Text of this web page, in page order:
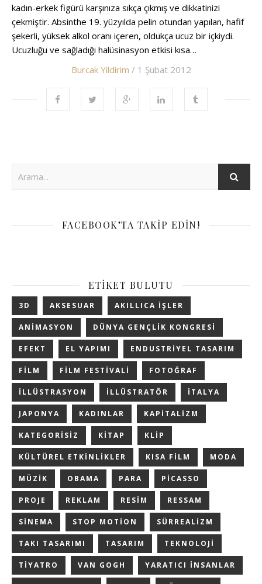
kadın-erkek figürü karşınıza sıkça çıkmış ve dikkatinizi
çekmiştir. Absinthe 19. yüzyılda pelin otundan yapılan, hafif
şekerli, yüksek alkol oranı içeren, oldukça ucuz bir içkiydi.
Ucuzluğu ve sağladığı halüsinasyon etkisi kısa…
Burcak Yildirim / 1 Şubat 2012
FACEBOOK’TA TAKIP EDIN!
ETIKET BULUTU
3D AKSESUAR AKILLICA IŞLER
ANIMASYON DÜNYA GENÇLIK KONGRESI
EFEKT EL YAPIMI ENDUSTRIYEL TASARIM
FILM FILM FESTIVALI FOTOĞRAF
ILLÜSTRASYON ILLÜSTRATÖR ITALYA
JAPONYA KADINLAR KAPITALIZM
KATEGORISIZ KITAP KLIP
KÜLTÜREL ETKINLIKLER KISA FILM MODA
MÜZIK OBAMA PARA PICASSO
PROJE REKLAM RESIM RESSAM
SINEMA STOP MOTION SÜRREALIZM
TAKI TASARIMI TASARIM TEKNOLOJI
TIYATRO VAN GOGH YARATICI INSANLAR